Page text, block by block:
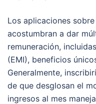
Los aplicaciones
acostumbran a dar
remuneración,
(EMI), beneficios
Generalmente,
de que desglosan el
ingresos al mes